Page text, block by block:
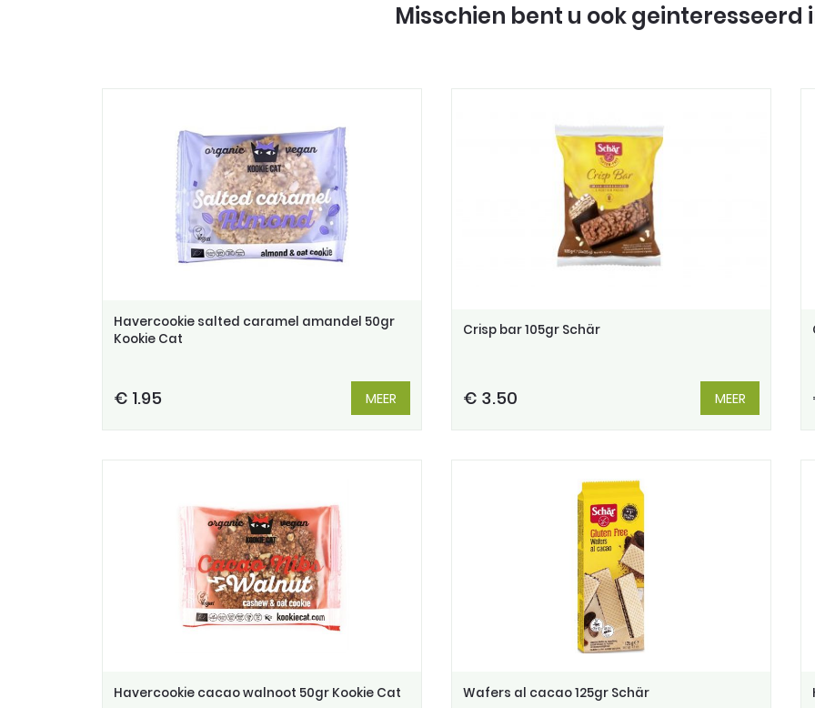
Misschien bent u ook geinteresseerd
Havercookie salted caramel amandel 50gr
Kookie Cat
€ 1.95 MEER
Crisp bar 105gr Schär
€ 3.50 MEER
Havercookie cacao walnoot 50gr Kookie Cat Wafers al cacao 125gr Schär